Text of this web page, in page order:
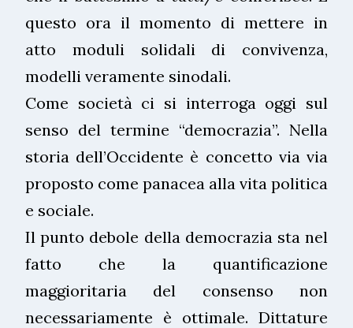
questo ora il momento di mettere in
atto moduli solidali di convivenza,
modelli veramente sinodali.
Come società ci si interroga oggi sul
senso del termine “democrazia”. Nella
storia dell’Occidente è concetto via via
proposto come panacea alla vita politica
e sociale.
Il punto debole della democrazia sta nel
fatto che la quantificazione
maggioritaria del consenso non
necessariamente è ottimale. Dittature